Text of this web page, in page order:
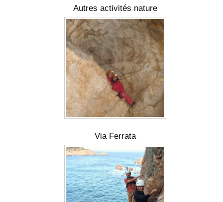
Autres activités nature
Via Ferrata